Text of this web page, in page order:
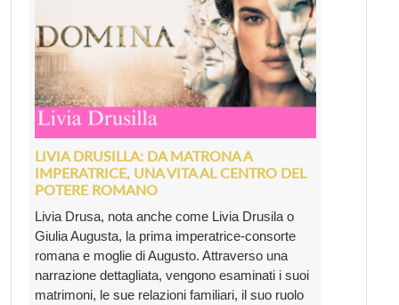
LIVIA DRUSILLA: DA MATRONA A
IMPERATRICE, UNA VITA AL CENTRO DEL
POTERE ROMANO
Livia Drusa, nota anche come Livia Drusila o
Giulia Augusta, la prima imperatrice-consorte
romana e moglie di Augusto. Attraverso una
narrazione dettagliata, vengono esaminati i suoi
matrimoni, le sue relazioni familiari, il suo ruolo